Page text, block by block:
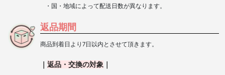
返品期間
商品到着日より7日以内とさせて頂きます。
返品 ・ 交換の対象
・国・地域によって配送日数が異なります。